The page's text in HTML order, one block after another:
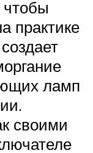
чтобы
практике
ламп
своими